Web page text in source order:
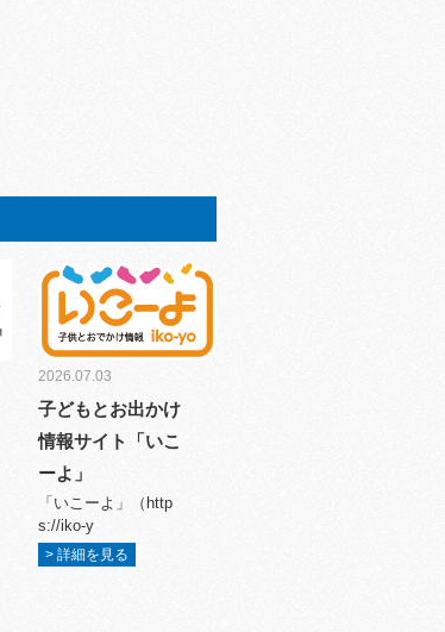
2026.07.03
子どもとお出かけ
情報サイト「いこ
ーよ」
「いこーよ」（http
s://iko-y
> 詳細を見る